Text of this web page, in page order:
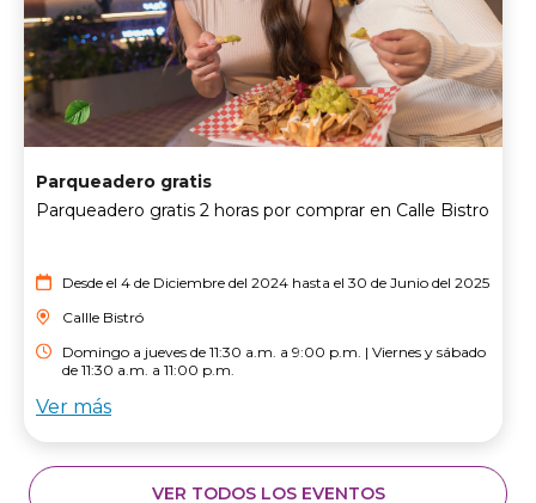
Parqueadero gratis
Parqueadero gratis 2 horas por comprar en Calle Bistro
Desde el 4 de Diciembre del 2024 hasta el 30 de Junio del 2025
Callle Bistró
Domingo a jueves de 11:30 a.m. a 9:00 p.m. | Viernes y sábado
de 11:30 a.m. a 11:00 p.m.
Ver más
VER TODOS LOS EVENTOS